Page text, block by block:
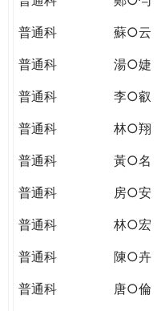
普通科
蘇○云
普通科
湯○婕
普通科
李○叡
普通科
林○翔
普通科
黃○名
普通科
房○安
普通科
林○宏
普通科
陳○卉
普通科
唐○倫